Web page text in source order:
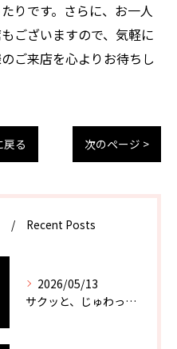
りです。さらに、お一人
ございますので、気軽に
ご来店を心よりお待ちし
戻る 次のページ >
Recent Posts
2026/05/13
サクッと、じゅわっと。瀬戸内が香るカキフライ